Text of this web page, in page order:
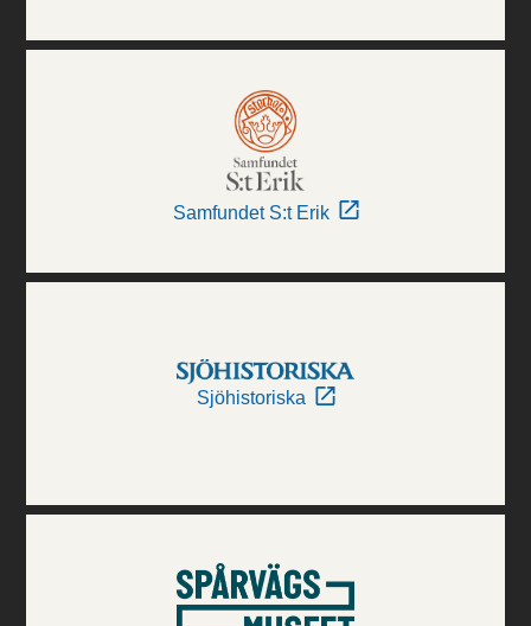
Samfundet S:t Erik
Sjöhistoriska